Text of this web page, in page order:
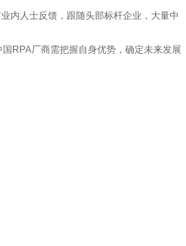
内人士反馈，跟随头部标杆企业，大量中
RPA厂商需把握自身优势，确定未来发展